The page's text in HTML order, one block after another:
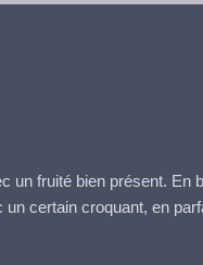
un fruité bien présent. En
certain croquant, en